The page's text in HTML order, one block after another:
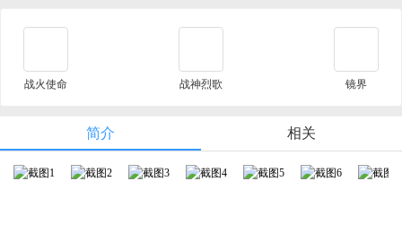
战火使命 战神烈歌 镜界
简介 相关